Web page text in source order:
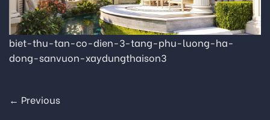
biet-thu-tan-co-dien-3-tang-phu-luong-ha-
dong-sanvuon-xaydungthaison3
← Previous